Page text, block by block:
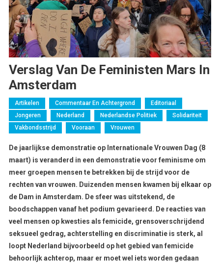
Verslag Van De Feministen Mars In
Amsterdam
Artikelen Commentaar En Achtergrond
Editoriaal
Jongeren
Nederland Nederlandse Politiek
Solidariteit
Vakbondsstrijd
Vooraan Vrouwen
De jaarlijkse demonstratie op Internationale Vrouwen Dag (8
maart) is veranderd in een demonstratie voor feminisme om
meer groepen mensen te betrekken bij de strijd voor de
rechten van vrouwen. Duizenden mensen kwamen bij elkaar op
de Dam in Amsterdam. De sfeer was uitstekend, de
boodschappen vanaf het podium gevarieerd. De reacties van
veel mensen op kwesties als femicide, grensoverschrijdend
seksueel gedrag, achterstelling en discriminatie is sterk, al
loopt Nederland bijvoorbeeld op het gebied van femicide
behoorlijk achterop, maar er moet wel iets worden gedaan